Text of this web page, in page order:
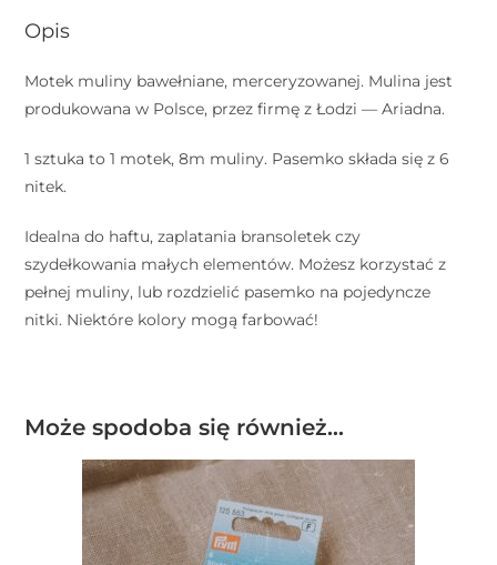
Opis
Motek muliny bawełniane, merceryzowanej. Mulina jest
produkowana w Polsce, przez firmę z Łodzi — Ariadna.
1 sztuka to 1 motek, 8m muliny. Pasemko składa się z 6
nitek.
Idealna do haftu, zaplatania bransoletek czy
szydełkowania małych elementów. Możesz korzystać z
pełnej muliny, lub rozdzielić pasemko na pojedyncze
nitki. Niektóre kolory mogą farbować!
Może spodoba się również…